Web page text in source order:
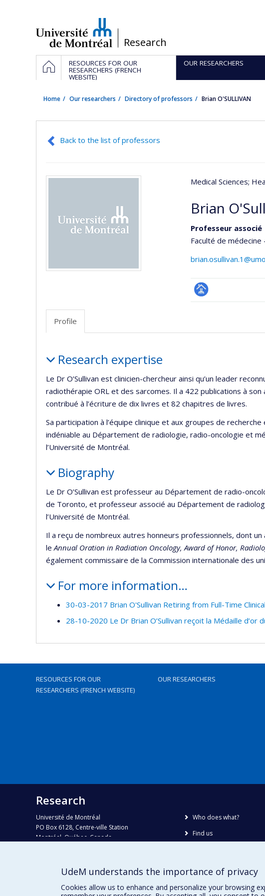
/Research
Navigation
principale
HOMERESOURCES FOR OUR
RESEARCHERS (FRENCH
WEBSITE)
OUR RESEARCHERS
Home Our researchers Directory of professors Brian O'SULLIVAN
Back to the list of professors
Medical Sciences;
Brian
Professeur associé
Faculté de
Page
Profile
Research expertise
Le Dr O’Sullivan est clinicien-chercheur ainsi qu’un leader
radiothérapie ORL et des sarcomes. Il a 422 publications à
contribué à l’écriture de dix livres et 82 chapitres de livres.
Sa participation à l’équipe clinique et aux groupes de
indéniable au Département de radiologie, radio-oncologie et
l’Université de Montréal.
Biography
Le Dr O’Sullivan est professeur au Département de radio-
de Toronto, et professeur associé au Département de
l’Université de Montréal.
Il a reçu de nombreux autres honneurs professionnels, dont
leAnnual Oration in Radiation Oncology, Award of Honor,
également commissaire de la Commission internationale des
For more information…
30-03-2017 Brian O'Sullivan Retiring from Full-Time
28-10-2020 Le Dr Brian O’Sullivan reçoit la Médaille d’or
RESOURCES FOR OUR
RESEARCHERS (FRENCH WEBSITE)
OUR RESEARCHERS
Research
Université de Montréal
PO Box 6128, Centre-ville Station
Montréal, Québec, Canada
Phone : 514 343-6111, #38492
recherche@umontreal.ca
Who does what?
Find us
UdeM understands the importance of privacy
Cookies allow us to enhance and personalize your browsing